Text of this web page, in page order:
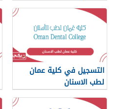
التسجيل في كلية عمان
لطب الاسنان